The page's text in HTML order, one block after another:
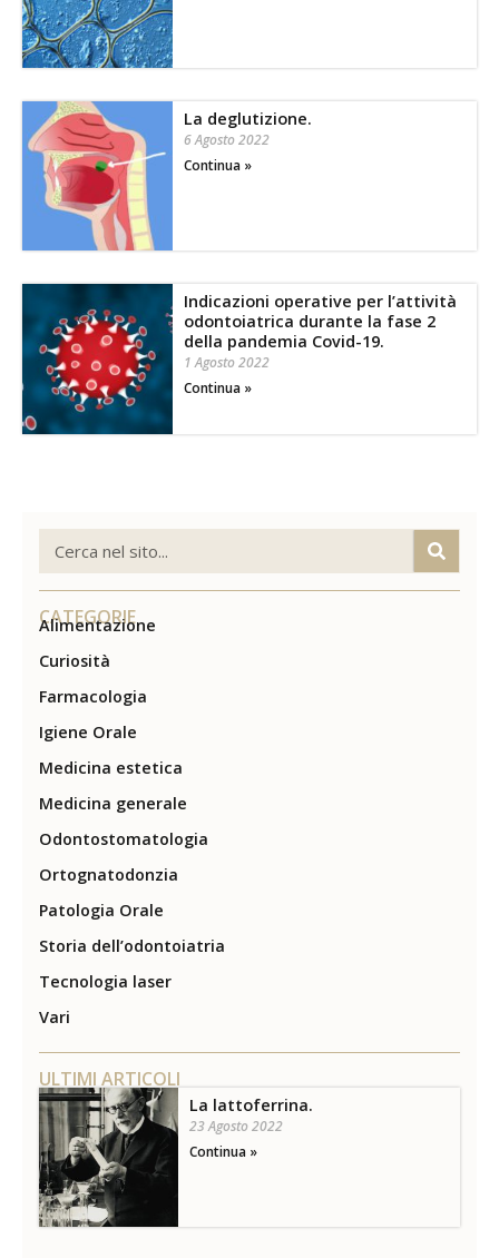
La deglutizione.
6 Agosto 2022
Continua »
Indicazioni operative per l’attività
odontoiatrica durante la fase 2
della pandemia Covid-19.
1 Agosto 2022
Continua »
CATEGORIE
Alimentazione
Curiosità
Farmacologia
Igiene Orale
Medicina estetica
Medicina generale
Odontostomatologia
Ortognatodonzia
Patologia Orale
Storia dell’odontoiatria
Tecnologia laser
Vari
ULTIMI ARTICOLI
La lattoferrina.
23 Agosto 2022
Continua »